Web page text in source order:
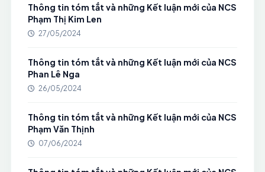
Thông tin tóm tắt và những Kết luận mới của NCS
Phạm Thị Kim Len
27/05/2024
Thông tin tóm tắt và những Kết luận mới của NCS
Phan Lê Nga
26/05/2024
Thông tin tóm tắt và những Kết luận mới của NCS
Phạm Văn Thịnh
07/06/2024